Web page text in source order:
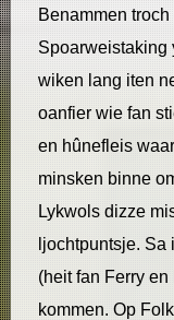
Benammen
Spoarweistaking
wiken lang iten
oanfier wie fan
en hûnefleis
minsken binne
Lykwols dizze
ljochtpuntsje.
(heit fan Ferry
kommen. Op